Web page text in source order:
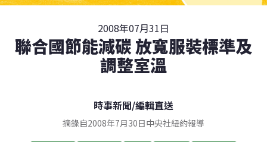
2008年07月31日
聯合國節能減碳 放寬服裝標準及
調整室溫
時事新聞/編輯直送
摘錄自2008年7月30日中央社紐約報導